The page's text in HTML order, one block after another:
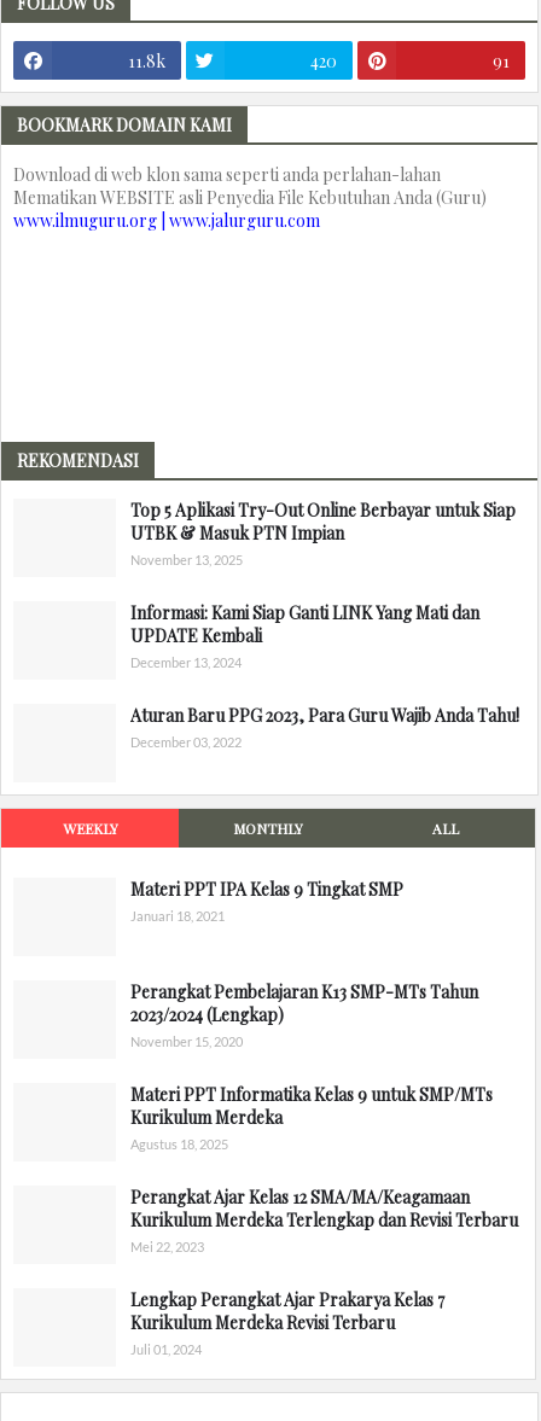
11.8k 420 91
BOOKMARK DOMAIN KAMI
Download di web klon sama seperti anda perlahan-lahan
Mematikan WEBSITE asli Penyedia File Kebutuhan Anda (Guru)
www.ilmuguru.org | www.jalurguru.com
REKOMENDASI
Top 5 Aplikasi Try-Out Online Berbayar untuk Siap
UTBK & Masuk PTN Impian
November 13, 2025
Informasi: Kami Siap Ganti LINK Yang Mati dan
UPDATE Kembali
December 13, 2024
Aturan Baru PPG 2023, Para Guru Wajib Anda Tahu!
December 03, 2022
WEEKLY MONTHLY ALL
Materi PPT IPA Kelas 9 Tingkat SMP
Januari 18, 2021
Perangkat Pembelajaran K13 SMP-MTs Tahun
2023/2024 (Lengkap)
November 15, 2020
Materi PPT Informatika Kelas 9 untuk SMP/MTs
Kurikulum Merdeka
Agustus 18, 2025
Perangkat Ajar Kelas 12 SMA/MA/Keagamaan
Kurikulum Merdeka Terlengkap dan Revisi Terbaru
Mei 22, 2023
Lengkap Perangkat Ajar Prakarya Kelas 7
Kurikulum Merdeka Revisi Terbaru
Juli 01, 2024